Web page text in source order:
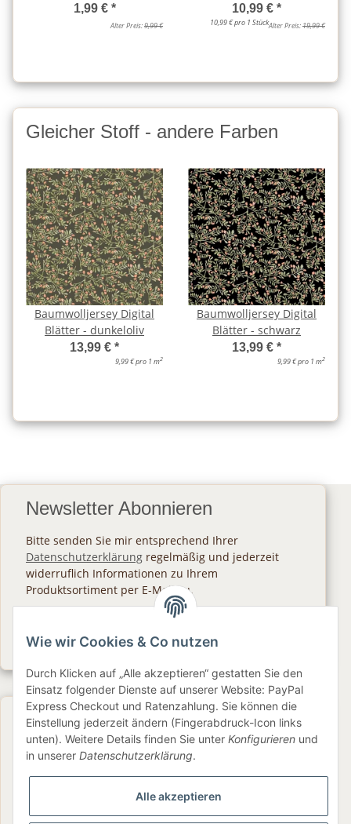
1,99 € *
Alter Preis:9,99 €
10,99 € *
10,99 € pro 1 StückAlter Preis:19,99 €
Gleicher Stoff - andere Farben
Baumwolljersey Digital
Blätter - dunkeloliv
13,99 € *
9,99 € pro 1 m2
Baumwolljersey Digital
Blätter - schwarz
13,99 € *
9,99 € pro 1 m2
Newsletter Abonnieren
Bitte senden Sie mir entsprechend Ihrer
Datenschutzerklärung regelmäßig und jederzeit
widerruflich Informationen zu Ihrem
Produktsortiment per E-Mail zu.
Newsletter Abonnieren
Gesetzliche Informationen
Informationen
Wie wir Cookies & Co nutzen
Durch Klicken auf „Alle akzeptieren“ gestatten Sie den
Einsatz folgender Dienste auf unserer Website: PayPal
Express Checkout und Ratenzahlung. Sie können die
Einstellung jederzeit ändern (Fingerabdruck-Icon links
unten). Weitere Details finden Sie unter Konfigurieren und
in unserer Datenschutzerklärung.
Alle akzeptieren